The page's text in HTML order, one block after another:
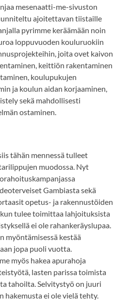
mesenaatti-me-sivuston
ajoitettavan tiistaille
pyrimme keräämään noin
loppuvuoden kouluruokiin
joita ovet kaivon
keittiön rakentaminen
koulupukujen
ja koulun aidan korjaaminen,
sekä mahdollisesti
ostaminen.
tähän mennessä tulleet
muodossa. Nyt
Gambiasta sekä
opetus- ja rakennustöiden
tulee toimittaa lahjoituksista
ei ole rahankeräyslupaa.
myöntämisessä kestää
jopa puoli vuotta.
myös hakea apurahoja
lasten parissa toimista
tahoilta. Selvitystyö on juuri
ei ole vielä tehty.